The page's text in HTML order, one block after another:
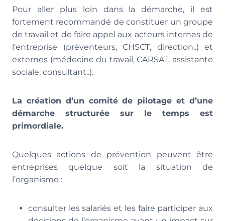
Pour aller plus loin dans la démarche, il est
fortement recommandé de constituer un groupe
de travail et de faire appel aux acteurs internes de
l’entreprise (préventeurs, CHSCT, direction..) et
externes (médecine du travail, CARSAT, assistante
sociale, consultant..).
La création d’un comité de pilotage et d’une
démarche structurée sur le temps est
primordiale.
Quelques actions de prévention peuvent être
entreprises quelque soit la situation de
l’organisme :
consulter les salariés et les faire participer aux